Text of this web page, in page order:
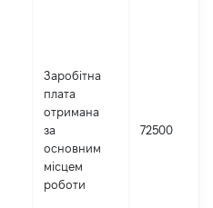
Заробітна
плата
отримана
за
основним
місцем
роботи
72500